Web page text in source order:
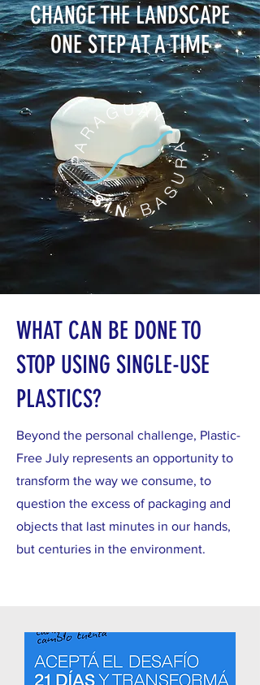
CHANGE THE LANDSCAPE
ONE STEP AT A TIME
WHAT CAN BE DONE TO
STOP USING SINGLE-USE
PLASTICS?
Beyond the personal challenge, Plastic-
Free July represents an opportunity to
transform the way we consume, to
question the excess of packaging and
objects that last minutes in our hands,
but centuries in the environment.